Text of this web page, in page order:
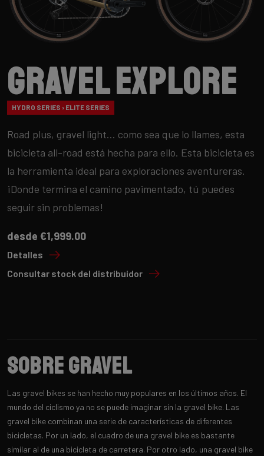
Gravel Explore
HYDRO SERIES › ELITE SERIES
Road plus, gravel light… como sea que lo llames, esta
bicicleta all-road está hecha para ello. Esta bicicleta es
la herramienta ideal para exploraciones aventureras.
¡Donde termina el camino pavimentado, tú puedes
seguir sin problemas!
desde €1,999.00
Detalles
Consultar stock del distribuidor
Sobre Gravel
Las gravel bikes se han hecho muy populares en los últimos años. El
mundo del ciclismo ya no se puede imaginar sin la gravel bike. Las
gravel bike combinan una serie de características de diferentes
bicicletas. Por un lado, el cuadro de una gravel bike es bastante
similar al de una bicicleta de carretera. Por otro lado, una gravel bike